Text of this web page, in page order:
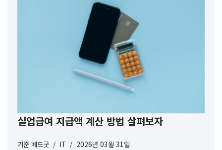
실업급여 지급액 계산 방법 살펴보자
기준 베드굿 IT 2026년 03월 31일